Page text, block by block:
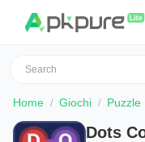
Home Giochi Puzzle